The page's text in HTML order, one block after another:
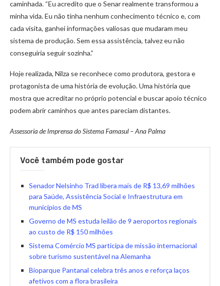
caminhada. “Eu acredito que o Senar realmente transformou a
minha vida. Eu não tinha nenhum conhecimento técnico e, com
cada visita, ganhei informações valiosas que mudaram meu
sistema de produção. Sem essa assistência, talvez eu não
conseguiria seguir sozinha.”
Hoje realizada, Nilza se reconhece como produtora, gestora e
protagonista de uma história de evolução. Uma história que
mostra que acreditar no próprio potencial e buscar apoio técnico
podem abrir caminhos que antes pareciam distantes.
Assessoria de Imprensa do Sistema Famasul – Ana Palma
Você também pode gostar
Senador Nelsinho Trad libera mais de R$ 13,69 milhões
para Saúde, Assistência Social e Infraestrutura em
municípios de MS
Governo de MS estuda leilão de 9 aeroportos regionais
ao custo de R$ 150 milhões
Sistema Comércio MS participa de missão internacional
sobre turismo sustentável na Alemanha
Bioparque Pantanal celebra três anos e reforça laços
afetivos com a flora brasileira